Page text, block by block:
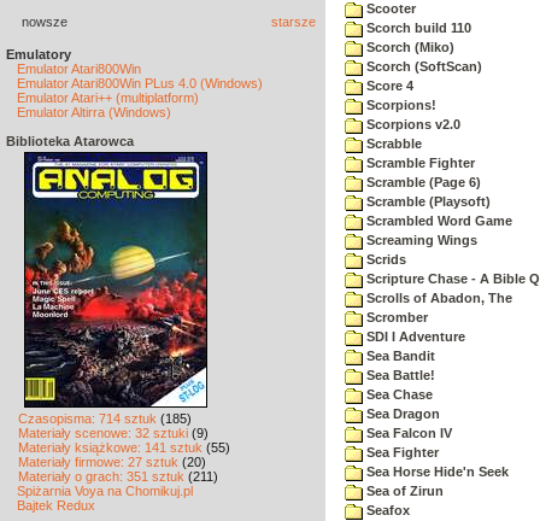
nowsze starsze
Emulatory
Emulator Atari800Win
Emulator Atari800Win PLus 4.0 (Windows)
Emulator Atari++ (multiplatform)
Emulator Altirra (Windows)
Biblioteka Atarowca
Czasopisma: 714 sztuk (185)
Materiały scenowe: 32 sztuki (9)
Materiały książkowe: 141 sztuk (55)
Materiały firmowe: 27 sztuk (20)
Materiały o grach: 351 sztuk (211)
Spiżarnia Voya na Chomikuj.pl
Bajtek Redux
Scooter
Scorch build 110
Scorch (Miko)
Scorch (SoftScan)
Score 4
Scorpions!
Scorpions v2.0
Scrabble
Scramble Fighter
Scramble (Page 6)
Scramble (Playsoft)
Scrambled Word Game
Screaming Wings
Scrids
Scripture Chase - A Bible
Scrolls of Abadon, The
Scromber
SDI I Adventure
Sea Bandit
Sea Battle!
Sea Chase
Sea Dragon
Sea Falcon IV
Sea Fighter
Sea Horse Hide'n Seek
Sea of Zirun
Seafox